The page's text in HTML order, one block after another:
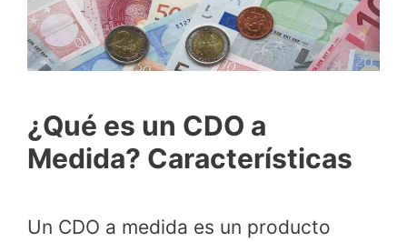
¿Qué es un CDO a
Medida? Características
Un CDO a medida es un producto